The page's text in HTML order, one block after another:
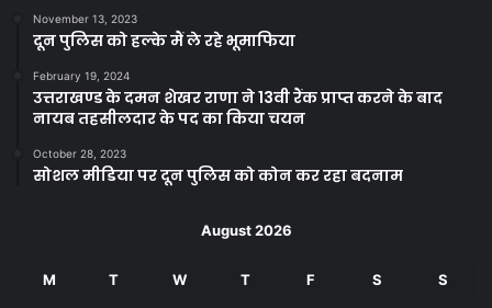
November 13, 2023
दून पुलिस को हल्के मैं ले रहे भूमाफिया
February 19, 2024
उत्तराखण्ड के दमन शेखर राणा ने 13वी रैंक प्राप्त करने के बाद
नायब तहसीलदार के पद का किया चयन
October 28, 2023
सोशल मीडिया पर दून पुलिस को कोन कर रहा बदनाम
August 2026
M T W T F S S